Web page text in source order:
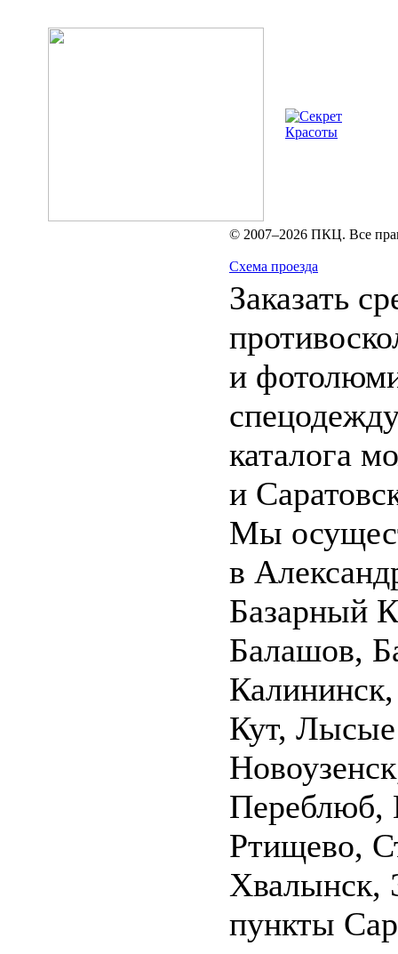
© 2007–2026 ПКЦ. Все
Схема проезда
Заказать
и
каталога
и
Мы
в
Базарный
Балашов,
Кут,
Переблюб,
Ртищево,
Хвалынск,
пункты